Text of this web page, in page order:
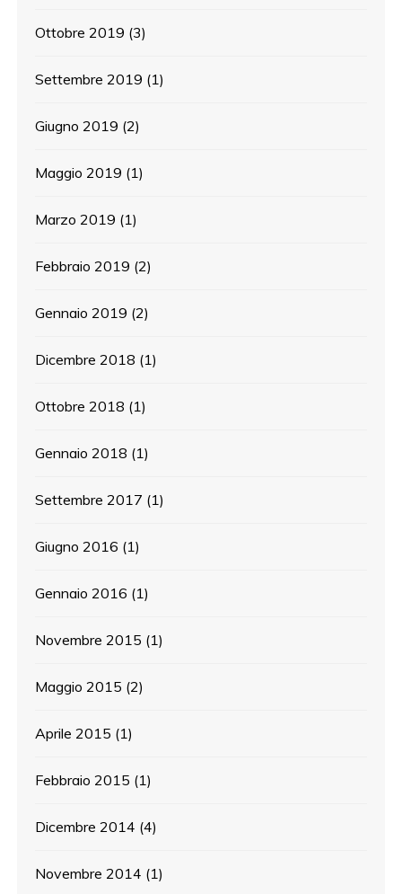
Ottobre 2019 (3)
Settembre 2019 (1)
Giugno 2019 (2)
Maggio 2019 (1)
Marzo 2019 (1)
Febbraio 2019 (2)
Gennaio 2019 (2)
Dicembre 2018 (1)
Ottobre 2018 (1)
Gennaio 2018 (1)
Settembre 2017 (1)
Giugno 2016 (1)
Gennaio 2016 (1)
Novembre 2015 (1)
Maggio 2015 (2)
Aprile 2015 (1)
Febbraio 2015 (1)
Dicembre 2014 (4)
Novembre 2014 (1)